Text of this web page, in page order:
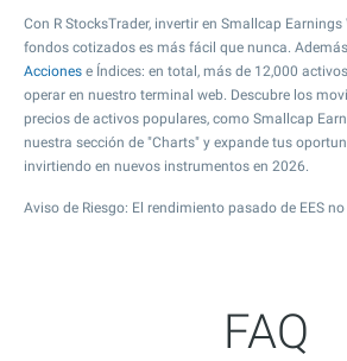
Con R StocksTrader, invertir en Smallcap
fondos cotizados es más fácil que nunca.
Acciones e Índices: en total, más de 12,000
operar en nuestro terminal web. Descubre los
precios de activos populares, como Smallcap
nuestra sección de "Charts" y expande tus
invirtiendo en nuevos instrumentos en 2026.
Aviso de Riesgo: El rendimiento pasado de EES
FAQ